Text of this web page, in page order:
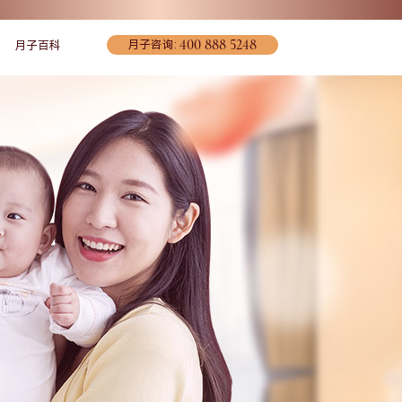
月子咨询:400 888 5248
月子百科
宠爱妈妈
联系我们